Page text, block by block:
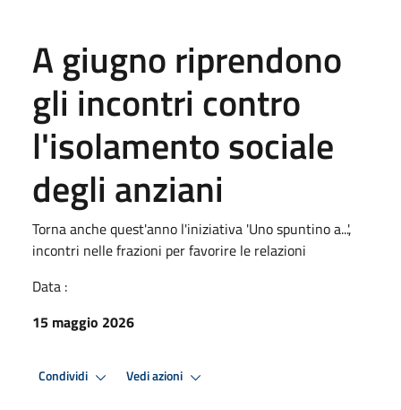
A giugno riprendono
gli incontri contro
l'isolamento sociale
degli anziani
Torna anche quest'anno l'iniziativa 'Uno spuntino a...',
incontri nelle frazioni per favorire le relazioni
Data :
15 maggio 2026
Condividi Vedi azioni